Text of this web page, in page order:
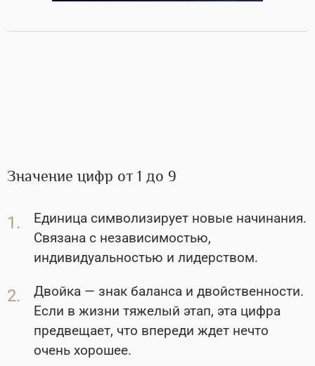
Значение цифр от 1 до 9
Единица символизирует новые начинания.
Связана с независимостью,
индивидуальностью и лидерством.
Двойка — знак баланса и двойственности.
Если в жизни тяжелый этап, эта цифра
предвещает, что впереди ждет нечто
очень хорошее.